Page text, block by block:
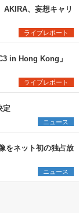
、妄想キャリ
ライブレポート
in Hong Kong」
ライブレポート
定
ニュース
をネット初の独占放
ニュース